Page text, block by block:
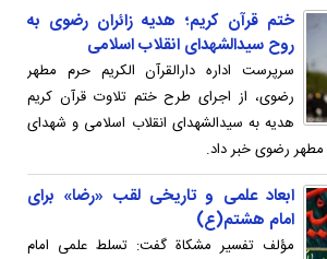
ختم قرآن کریم؛ هدیه زائران رضوی به
روح سیدالشهدای انقلاب اسلامی
سرپرست اداره دارالقرآن الکریم حرم مطهر
رضوی، از اجرای طرح ختم تلاوت قرآن کریم
هدیه به سیدالشهدای انقلاب اسلامی و شهدای
رضوی خبر داد.
ابعاد علمی و تاریخی لقب «رضا» برای
امام هشتم(ع)
مؤلف تفسیر مشکاة گفت: تسلط علمی امام